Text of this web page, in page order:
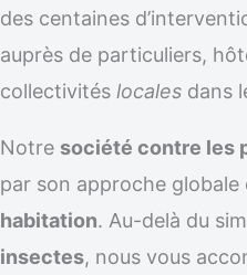
des centaines
auprès de particuliers,
collectivités locales dans
Notre société contre les
par son approche globale
habitation. Au-delà du
insectes, nous vous